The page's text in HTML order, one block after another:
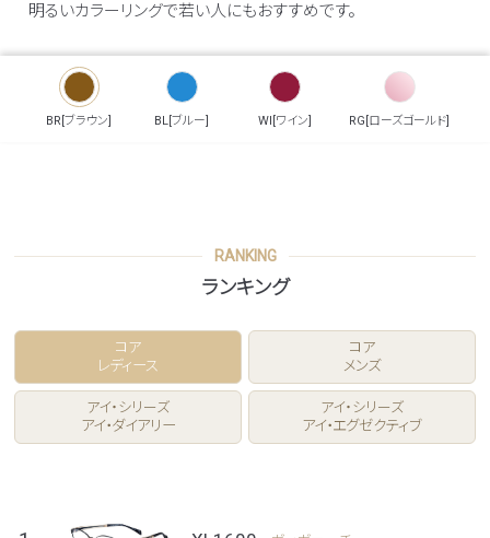
明るいカラーリングで若い人にもおすすめです。
BR[ブラウン] BL[ブルー] WI[ワイン] RG[ローズゴールド]
RANKING
ランキング
コア
レディース
コア
メンズ
アイ・シリーズ
アイ・ダイアリー
アイ・シリーズ
アイ・エグゼクティブ